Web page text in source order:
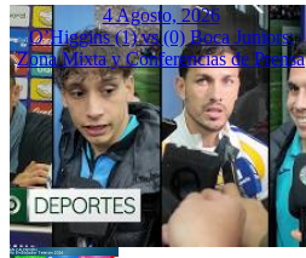
4 Agosto, 2026
O’Higgins (1) vs (0) Boca Juniors:
Zona Mixta y Conferencias de Prensa